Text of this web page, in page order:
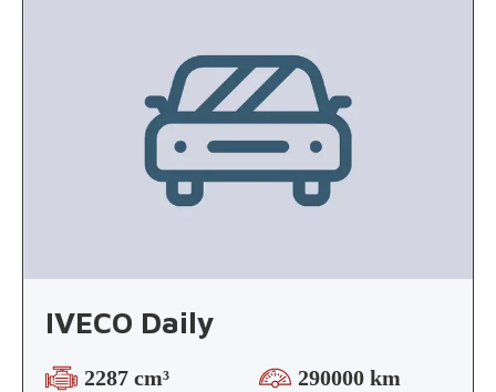
IVECO Daily
2287 cm³
290000 km